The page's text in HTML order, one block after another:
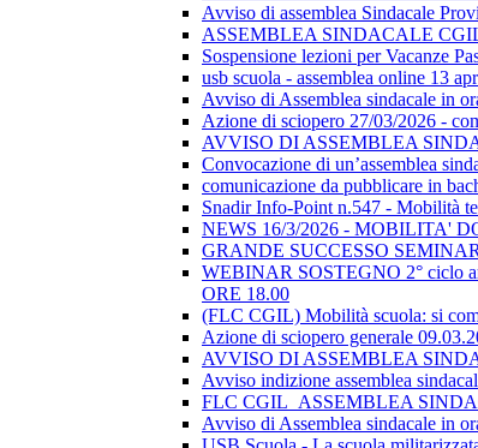
Avviso di assemblea Sindacale
ASSEMBLEA SINDACALE
Sospensione lezioni per Vacanze
usb scuola - assemblea online 13
Avviso di Assemblea sindacale in
Azione di sciopero 27/03/2026 -
AVVISO DI ASSEMBLEA
Convocazione di un’assemblea
comunicazione da pubblicare in
Snadir Info-Point n.547 - Mobilità
NEWS 16/3/2026 - MOBILITA'
GRANDE SUCCESSO
WEBINAR SOSTEGNO 2° ciclo
ORE 18.00
(FLC CGIL) Mobilità scuola: si
Azione di sciopero generale
AVVISO DI ASSEMBLEA
Avviso indizione assemblea
FLC CGIL_ASSEMBLEA
Avviso di Assemblea sindacale in